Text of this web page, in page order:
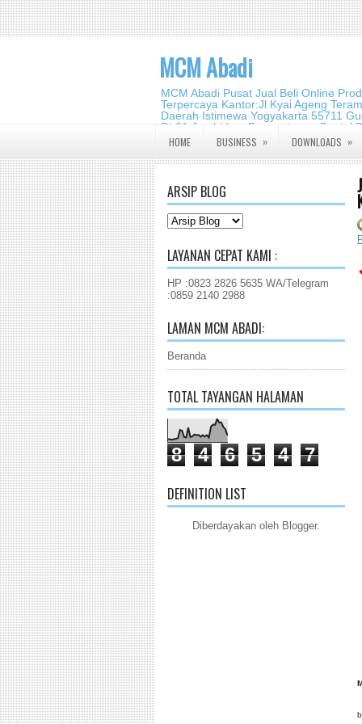
MCM Abadi
MCM Abadi Pusat Jual Beli Online
Terpercaya Kantor:Jl Kyai Ageng
Daerah Istimewa Yogyakarta 55711
Rt.01,Jambidan,
2140 2988
HOME BUSINESS » DOWNLOADS »
ARSIP BLOG
LAYANAN CEPAT KAMI :
HP :0823 2826 5635 WA/Telegram
:0859 2140 2988
LAMAN MCM ABADI:
Beranda
TOTAL TAYANGAN HALAMAN
8 4 6 5 4 7
DEFINITION LIST
Diberdayakan oleh Blogger.